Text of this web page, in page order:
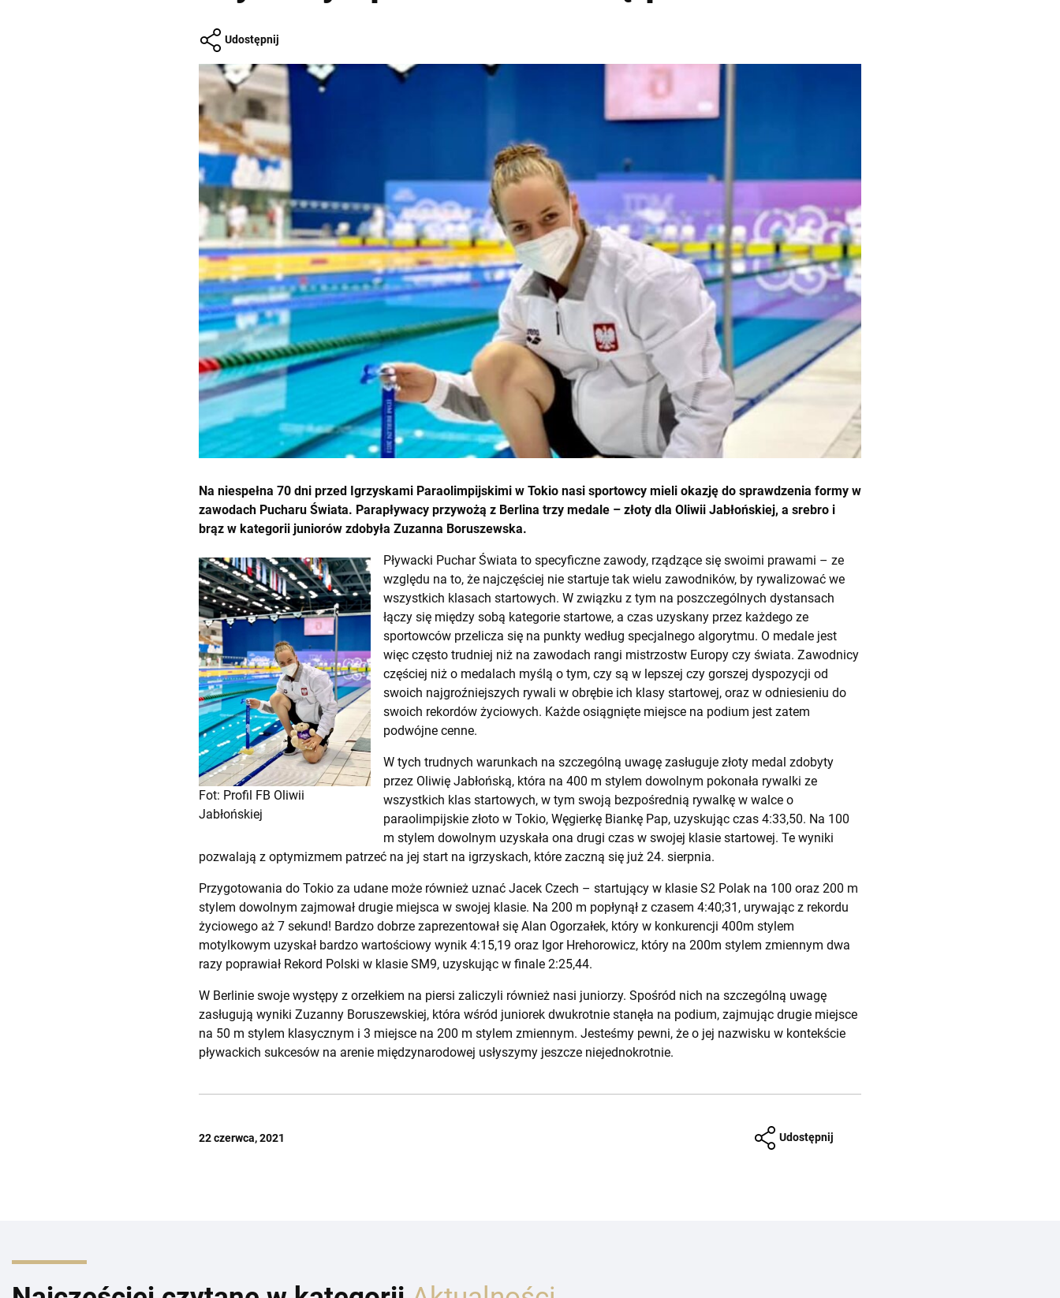
Udostępnij
Na niespełna 70 dni przed Igrzyskami Paraolimpijskimi w Tokio nasi sportowcy mieli okazję do sprawdzenia formy w
zawodach Pucharu Świata. Parapływacy przywożą z Berlina trzy medale – złoty dla Oliwii Jabłońskiej, a srebro i
brąz w kategorii juniorów zdobyła Zuzanna Boruszewska.
Fot: Profil FB Oliwii
Jabłońskiej
Pływacki Puchar Świata to specyficzne zawody, rządzące się swoimi prawami – ze
względu na to, że najczęściej nie startuje tak wielu zawodników, by rywalizować we
wszystkich klasach startowych. W związku z tym na poszczególnych dystansach
łączy się między sobą kategorie startowe, a czas uzyskany przez każdego ze
sportowców przelicza się na punkty według specjalnego algorytmu. O medale jest
więc często trudniej niż na zawodach rangi mistrzostw Europy czy świata. Zawodnicy
częściej niż o medalach myślą o tym, czy są w lepszej czy gorszej dyspozycji od
swoich najgroźniejszych rywali w obrębie ich klasy startowej, oraz w odniesieniu do
swoich rekordów życiowych. Każde osiągnięte miejsce na podium jest zatem
podwójne cenne.
W tych trudnych warunkach na szczególną uwagę zasługuje złoty medal zdobyty
przez Oliwię Jabłońską, która na 400 m stylem dowolnym pokonała rywalki ze
wszystkich klas startowych, w tym swoją bezpośrednią rywalkę w walce o
paraolimpijskie złoto w Tokio, Węgierkę Biankę Pap, uzyskując czas 4:33,50. Na 100
m stylem dowolnym uzyskała ona drugi czas w swojej klasie startowej. Te wyniki
pozwalają z optymizmem patrzeć na jej start na igrzyskach, które zaczną się już 24. sierpnia.
Przygotowania do Tokio za udane może również uznać Jacek Czech – startujący w klasie S2 Polak na 100 oraz 200 m
stylem dowolnym zajmował drugie miejsca w swojej klasie. Na 200 m popłynął z czasem 4:40;31, urywając z rekordu
życiowego aż 7 sekund! Bardzo dobrze zaprezentował się Alan Ogorzałek, który w konkurencji 400m stylem
motylkowym uzyskał bardzo wartościowy wynik 4:15,19 oraz Igor Hrehorowicz, który na 200m stylem zmiennym dwa
razy poprawiał Rekord Polski w klasie SM9, uzyskując w finale 2:25,44.
W Berlinie swoje występy z orzełkiem na piersi zaliczyli również nasi juniorzy. Spośród nich na szczególną uwagę
zasługują wyniki Zuzanny Boruszewskiej, która wśród juniorek dwukrotnie stanęła na podium, zajmując drugie miejsce
na 50 m stylem klasycznym i 3 miejsce na 200 m stylem zmiennym. Jesteśmy pewni, że o jej nazwisku w kontekście
pływackich sukcesów na arenie międzynarodowej usłyszymy jeszcze niejednokrotnie.
22 czerwca, 2021 Udostępnij